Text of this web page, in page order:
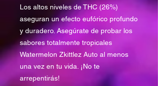
Los altos niveles de THC (26%)
aseguran un efecto eufórico profundo
y duradero. Asegúrate de probar los
sabores totalmente tropicales
Watermelon Zkittlez Auto al menos
una vez en tu vida. ¡No te
arrepentirás!